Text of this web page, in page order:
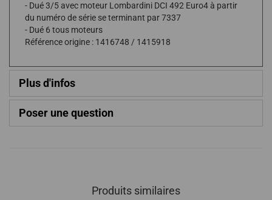
- Dué 3/5 avec moteur Lombardini DCI 492 Euro4 à partir
du numéro de série se terminant par 7337
- Dué 6 tous moteurs
Référence origine : 1416748 / 1415918
Plus d'infos
Poser une question
Produits similaires